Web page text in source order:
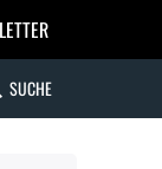
SUCHE